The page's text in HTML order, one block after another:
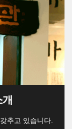
추고 있습니다.